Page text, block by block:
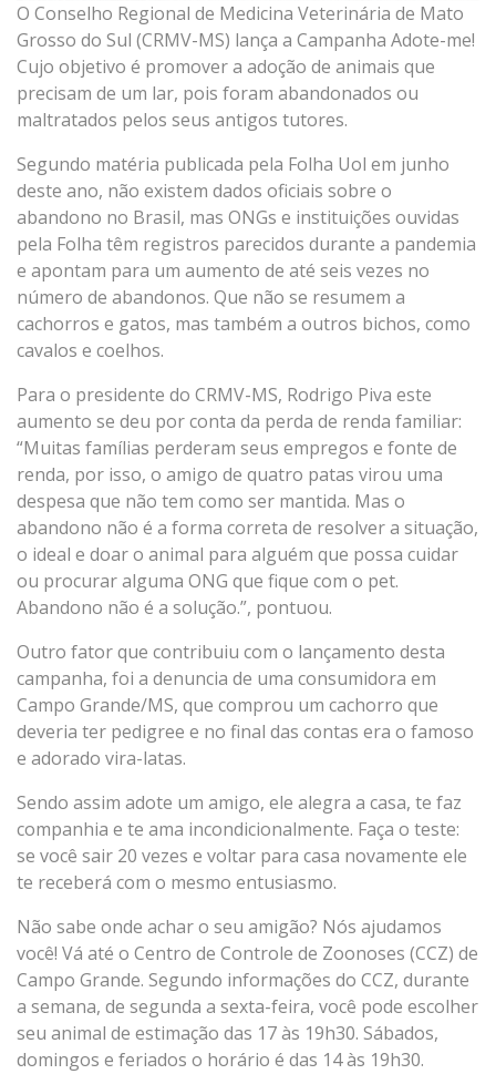
O Conselho Regional de Medicina Veterinária de Mato
Grosso do Sul (CRMV-MS) lança a Campanha Adote-me!
Cujo objetivo é promover a adoção de animais que
precisam de um lar, pois foram abandonados ou
maltratados pelos seus antigos tutores.
Segundo matéria publicada pela Folha Uol em junho
deste ano, não existem dados oficiais sobre o
abandono no Brasil, mas ONGs e instituições ouvidas
pela Folha têm registros parecidos durante a pandemia
e apontam para um aumento de até seis vezes no
número de abandonos. Que não se resumem a
cachorros e gatos, mas também a outros bichos, como
cavalos e coelhos.
Para o presidente do CRMV-MS, Rodrigo Piva este
aumento se deu por conta da perda de renda familiar:
“Muitas famílias perderam seus empregos e fonte de
renda, por isso, o amigo de quatro patas virou uma
despesa que não tem como ser mantida. Mas o
abandono não é a forma correta de resolver a situação,
o ideal e doar o animal para alguém que possa cuidar
ou procurar alguma ONG que fique com o pet.
Abandono não é a solução.”, pontuou.
Outro fator que contribuiu com o lançamento desta
campanha, foi a denuncia de uma consumidora em
Campo Grande/MS, que comprou um cachorro que
deveria ter pedigree e no final das contas era o famoso
e adorado vira-latas.
Sendo assim adote um amigo, ele alegra a casa, te faz
companhia e te ama incondicionalmente. Faça o teste:
se você sair 20 vezes e voltar para casa novamente ele
te receberá com o mesmo entusiasmo.
Não sabe onde achar o seu amigão? Nós ajudamos
você! Vá até o Centro de Controle de Zoonoses (CCZ) de
Campo Grande. Segundo informações do CCZ, durante
a semana, de segunda a sexta-feira, você pode escolher
seu animal de estimação das 17 às 19h30. Sábados,
domingos e feriados o horário é das 14 às 19h30.